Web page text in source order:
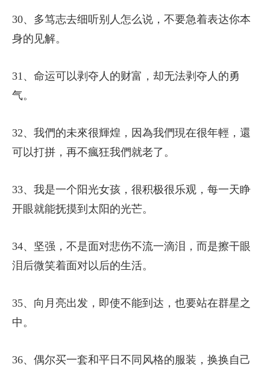
30、多笃志去细听别人怎么说，不要急着表达你本
身的见解。
31、命运可以剥夺人的财富，却无法剥夺人的勇
气。
32、我們的未來很輝煌，因為我們現在很年輕，還
可以打拼，再不瘋狂我們就老了。
33、我是一个阳光女孩，很积极很乐观，每一天睁
开眼就能抚摸到太阳的光芒。
34、坚强，不是面对悲伤不流一滴泪，而是擦干眼
泪后微笑着面对以后的生活。
35、向月亮出发，即使不能到达，也要站在群星之
中。
36、偶尔买一套和平日不同风格的服装，换换自己